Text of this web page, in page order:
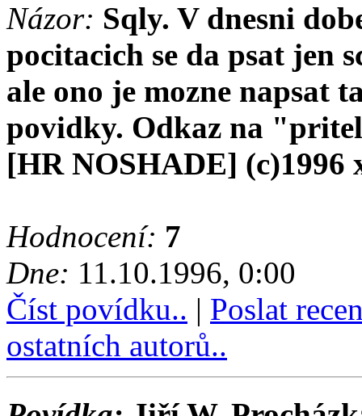
Názor: Sqly. V dnesni
pocitacich se da psat jen
ale ono je mozne napsat
povidky. Odkaz na
[HR NOSHADE] (c)1996
Hodnocení: 7
Dne: 11.10.1996, 0:00
Číst povídku.. | Poslat
ostatních autorů..